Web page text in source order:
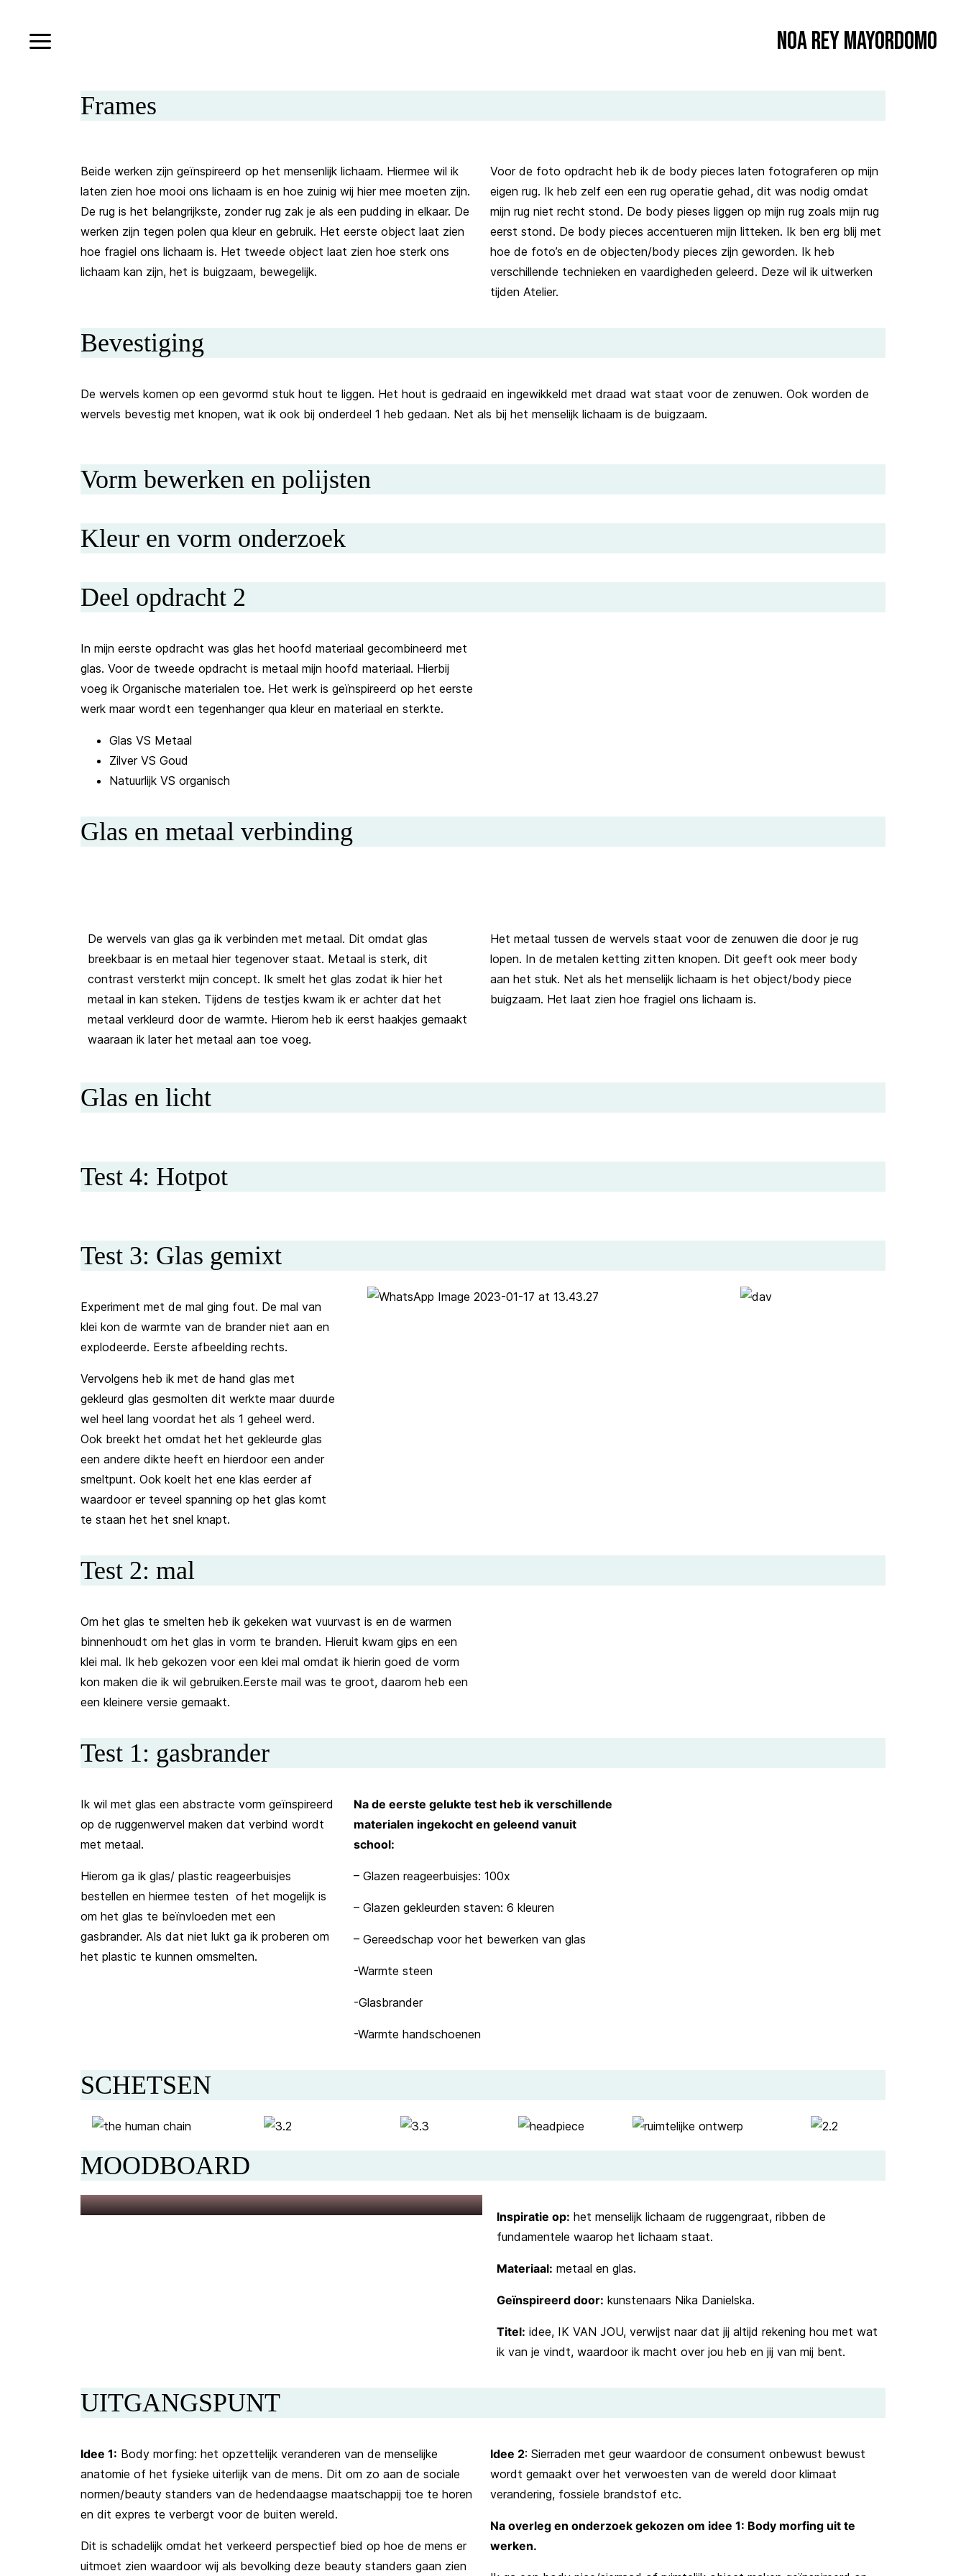
Noa Rey Mayordomo
Frames
Beide werken zijn geïnspireerd op het mensenlijk lichaam. Hiermee wil ik
laten zien hoe mooi ons lichaam is en hoe zuinig wij hier mee moeten zijn.
De rug is het belangrijkste, zonder rug zak je als een pudding in elkaar. De
werken zijn tegen polen qua kleur en gebruik. Het eerste object laat zien
hoe fragiel ons lichaam is. Het tweede object laat zien hoe sterk ons
lichaam kan zijn, het is buigzaam, bewegelijk.
Voor de foto opdracht heb ik de body pieces laten fotograferen op mijn
eigen rug. Ik heb zelf een een rug operatie gehad, dit was nodig omdat
mijn rug niet recht stond. De body pieses liggen op mijn rug zoals mijn rug
eerst stond. De body pieces accentueren mijn litteken. Ik ben erg blij met
hoe de foto’s en de objecten/body pieces zijn geworden. Ik heb
verschillende technieken en vaardigheden geleerd. Deze wil ik uitwerken
tijden Atelier.
Bevestiging
De wervels komen op een gevormd stuk hout te liggen. Het hout is gedraaid en ingewikkeld met draad wat staat voor de zenuwen. Ook worden de
wervels bevestig met knopen, wat ik ook bij onderdeel 1 heb gedaan. Net als bij het menselijk lichaam is de buigzaam.
Vorm bewerken en polijsten
Kleur en vorm onderzoek
Deel opdracht 2
In mijn eerste opdracht was glas het hoofd materiaal gecombineerd met
glas. Voor de tweede opdracht is metaal mijn hoofd materiaal. Hierbij
voeg ik Organische materialen toe. Het werk is geïnspireerd op het eerste
werk maar wordt een tegenhanger qua kleur en materiaal en sterkte.
Glas VS Metaal
Zilver VS Goud
Natuurlijk VS organisch
Glas en metaal verbinding
De wervels van glas ga ik verbinden met metaal. Dit omdat glas
breekbaar is en metaal hier tegenover staat. Metaal is sterk, dit
contrast versterkt mijn concept. Ik smelt het glas zodat ik hier het
metaal in kan steken. Tijdens de testjes kwam ik er achter dat het
metaal verkleurd door de warmte. Hierom heb ik eerst haakjes gemaakt
waaraan ik later het metaal aan toe voeg.
Het metaal tussen de wervels staat voor de zenuwen die door je rug
lopen. In de metalen ketting zitten knopen. Dit geeft ook meer body
aan het stuk. Net als het menselijk lichaam is het object/body piece
buigzaam. Het laat zien hoe fragiel ons lichaam is.
Glas en licht
Test 4: Hotpot
Test 3: Glas gemixt
Experiment met de mal ging fout. De mal van
klei kon de warmte van de brander niet aan en
explodeerde. Eerste afbeelding rechts.
Vervolgens heb ik met de hand glas met
gekleurd glas gesmolten dit werkte maar duurde
wel heel lang voordat het als 1 geheel werd.
Ook breekt het omdat het het gekleurde glas
een andere dikte heeft en hierdoor een ander
smeltpunt. Ook koelt het ene klas eerder af
waardoor er teveel spanning op het glas komt
te staan het het snel knapt.
Test 2: mal
Om het glas te smelten heb ik gekeken wat vuurvast is en de warmen
binnenhoudt om het glas in vorm te branden. Hieruit kwam gips en een
klei mal. Ik heb gekozen voor een klei mal omdat ik hierin goed de vorm
kon maken die ik wil gebruiken.Eerste mail was te groot, daarom heb een
een kleinere versie gemaakt.
Test 1: gasbrander
Ik wil met glas een abstracte vorm geïnspireerd
op de ruggenwervel maken dat verbind wordt
met metaal.
Hierom ga ik glas/ plastic reageerbuisjes
bestellen en hiermee testen of het mogelijk is
om het glas te beïnvloeden met een
gasbrander. Als dat niet lukt ga ik proberen om
het plastic te kunnen omsmelten.
Na de eerste gelukte test heb ik verschillende
materialen ingekocht en geleend vanuit
school:
– Glazen reageerbuisjes: 100x
– Glazen gekleurden staven: 6 kleuren
– Gereedschap voor het bewerken van glas
-Warmte steen
-Glasbrander
-Warmte handschoenen
SCHETSEN
MOODBOARD
Inspiratie op: het menselijk lichaam de ruggengraat, ribben de
fundamentele waarop het lichaam staat.
Materiaal: metaal en glas.
Geïnspireerd door: kunstenaars Nika Danielska.
Titel: idee, IK VAN JOU, verwijst naar dat jij altijd rekening hou met wat
ik van je vindt, waardoor ik macht over jou heb en jij van mij bent.
UITGANGSPUNT
Idee 1: Body morfing: het opzettelijk veranderen van de menselijke
anatomie of het fysieke uiterlijk van de mens. Dit om zo aan de sociale
normen/beauty standers van de hedendaagse maatschappij toe te horen
en dit expres te verbergt voor de buiten wereld.
Dit is schadelijk omdat het verkeerd perspectief bied op hoe de mens er
uitmoet zien waardoor wij als bevolking deze beauty standers gaan zien
Idee 2: Sierraden met geur waardoor de consument onbewust bewust
wordt gemaakt over het verwoesten van de wereld door klimaat
verandering, fossiele brandstof etc.
Na overleg en onderzoek gekozen om idee 1: Body morfing uit te
werken.